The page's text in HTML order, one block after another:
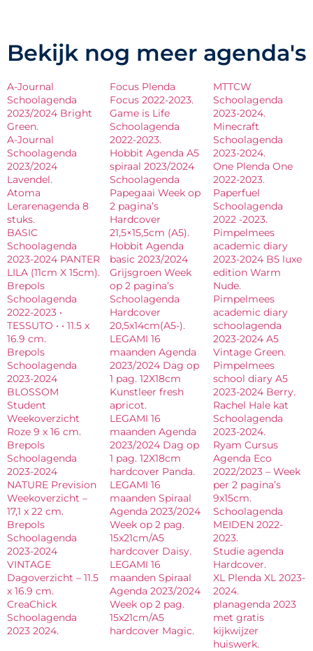
Bekijk nog meer agenda's
A-Journal
Schoolagenda
2023/2024 Bright
Green.
A-Journal
Schoolagenda
2023/2024
Lavendel.
Atoma
Lerarenagenda 8
stuks.
BASIC
Schoolagenda
2023-2024 PANTER
LILA (11cm X 15cm).
Brepols
Schoolagenda
2022-2023 •
TESSUTO • • 11.5 x
16.9 cm.
Brepols
Schoolagenda
2023-2024
BLOSSOM
Student
Weekoverzicht
Roze 9 x 16 cm.
Brepols
Schoolagenda
2023-2024
NATURE Prevision
Weekoverzicht –
17,1 x 22 cm.
Brepols
Schoolagenda
2023-2024
VINTAGE
Dagoverzicht – 11.5
x 16.9 cm.
CreaChick
Schoolagenda
2023 2024.
Focus Plenda
Focus 2022-2023.
Game is Life
Schoolagenda
2022-2023.
Hobbit Agenda A5
spiraal 2023/2024
Schoolagenda
Papegaai Week op
2 pagina’s
Hardcover
21,5×15,5cm (A5).
Hobbit Agenda
basic 2023/2024
Grijsgroen Week
op 2 pagina’s
Schoolagenda
Hardcover
20,5x14cm(A5-).
LEGAMI 16
maanden Agenda
2023/2024 Dag op
1 pag. 12X18cm
Kunstleer fresh
apricot.
LEGAMI 16
maanden Agenda
2023/2024 Dag op
1 pag. 12X18cm
hardcover Panda.
LEGAMI 16
maanden Spiraal
Agenda 2023/2024
Week op 2 pag.
15x21cm/A5
hardcover Daisy.
LEGAMI 16
maanden Spiraal
Agenda 2023/2024
Week op 2 pag.
15x21cm/A5
hardcover Magic.
MTTCW
Schoolagenda
2023-2024.
Minecraft
Schoolagenda
2023-2024.
One Plenda One
2022-2023.
Paperfuel
Schoolagenda
2022 -2023.
Pimpelmees
academic diary
2023-2024 B5 luxe
edition Warm
Nude.
Pimpelmees
academic diary
schoolagenda
2023-2024 A5
Vintage Green.
Pimpelmees
school diary A5
2023-2024 Berry.
Rachel Hale kat
Schoolagenda
2023-2024.
Ryam Cursus
Agenda Eco
2022/2023 – Week
per 2 pagina’s
9x15cm.
Schoolagenda
MEIDEN 2022-
2023.
Studie agenda
Hardcover.
XL Plenda XL 2023-
2024.
planagenda 2023
met gratis
kijkwijzer
huiswerk.